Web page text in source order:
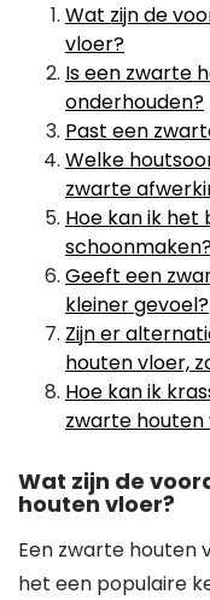
Wat zijn de
vloer?
Is een zwarte
onderhouden?
Past een
Welke
zwarte
Hoe kan ik
Geeft een
kleiner gevoel?
Zijn er
houten vloer,
Hoe kan ik
zwarte
Wat zijn de
houten vloer?
Een zwarte houten
het een populaire